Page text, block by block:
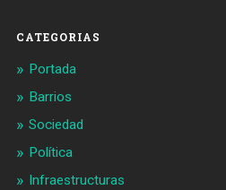
CATEGORIAS
Portada
Barrios
Sociedad
Política
Infraestructuras